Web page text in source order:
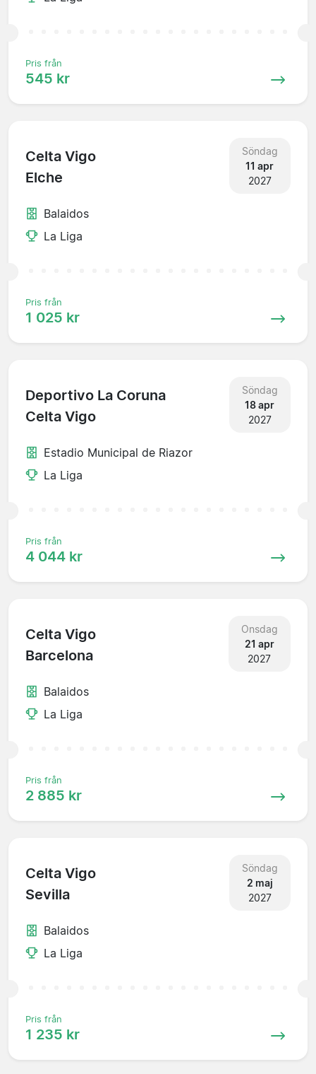
Pris från
545 kr
Celta Vigo
Elche
Söndag
11 apr
2027
Balaidos
La Liga
Pris från
1 025 kr
Deportivo La Coruna
Celta Vigo
Söndag
18 apr
2027
Estadio Municipal de Riazor
La Liga
Pris från
4 044 kr
Celta Vigo
Barcelona
Onsdag
21 apr
2027
Balaidos
La Liga
Pris från
2 885 kr
Celta Vigo
Sevilla
Söndag
2 maj
2027
Balaidos
La Liga
Pris från
1 235 kr